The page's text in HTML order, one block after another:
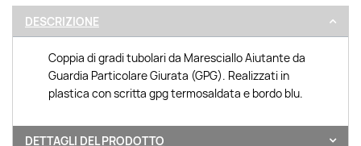
DESCRIZIONE
Coppia di gradi tubolari da Maresciallo Aiutante da
Guardia Particolare Giurata (GPG). Realizzati in
plastica con scritta gpg termosaldata e bordo blu.
DETTAGLI DEL PRODOTTO